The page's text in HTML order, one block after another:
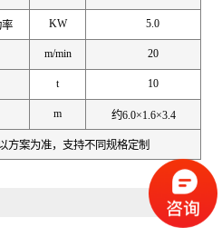
KW 5.0
m/min 20
t 10
m 约6.0×1.6×3.4
方案为准，支持不同规格定制